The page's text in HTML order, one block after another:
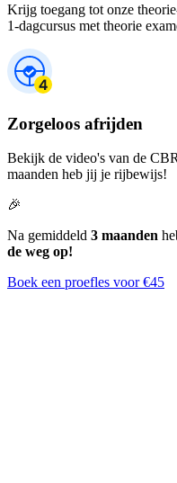
Krijg toegang tot onze
1-dagcursus met theorie
Zorgeloos afrijden
Bekijk de video's van de
maanden heb jij je rijbewijs!
🎉
Na gemiddeld 3 maanden
de weg op!
Boek een proefles voor €45